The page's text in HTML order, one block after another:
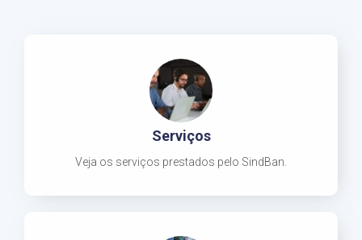
Serviços
Veja os serviços prestados pelo SindBan.